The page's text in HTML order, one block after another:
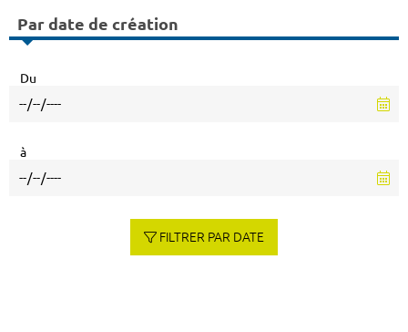
Par date de création
Du
à
FILTRER PAR DATE